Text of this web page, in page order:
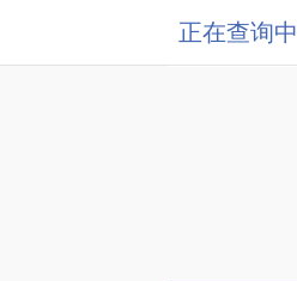
正在查询中